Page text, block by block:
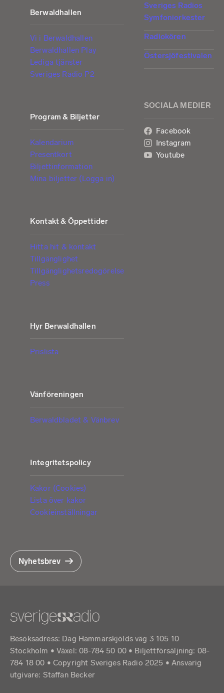
Berwaldhallen
Vi i Berwaldhallen
Berwaldhallen Play
Lediga tjänster
Sveriges Radio P2
Program & Biljetter
Kalendarium
Presentkort
Biljettinformation
Mina biljetter (Logga in)
Kontakt & Öppettider
Hitta hit & kontakt
Tillgänglighet
Tillgänglighetsredogörelse
Press
Hyr Berwaldhallen
Prislista
Vänföreningen
Berwaldbladet & Vänbrev
Integritetspolicy
Kakor (Cookies)
Lista över kakor
Cookieinställningar
Sveriges Radios
Symfoniorkester
Radiokören
Östersjöfestivalen
SOCIALA MEDIER
Facebook
Instagram
Youtube
Nyhetsbrev
Besöksadress: Dag Hammarskjölds väg 3 105 10
Stockholm • Växel: 08-784 50 00 • Biljettförsäljning: 08-
784 18 00 • Copyright Sveriges Radio 2025 •Ansvarig
utgivare: Staffan Becker